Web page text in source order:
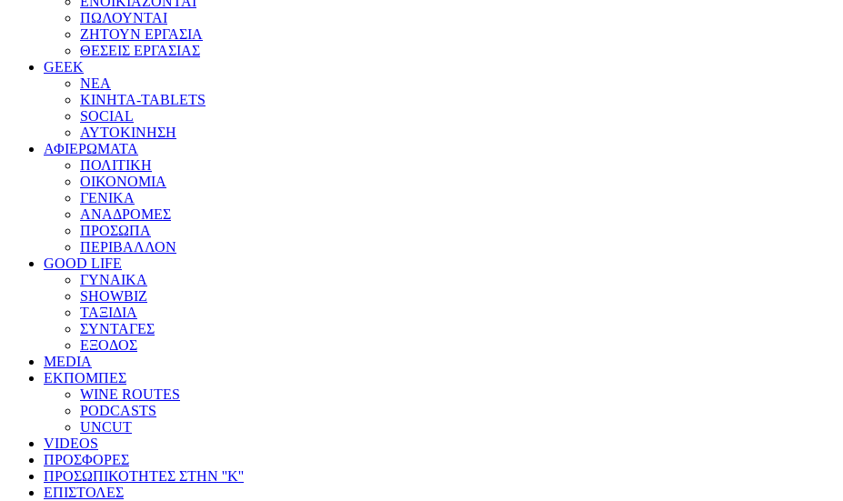
ΠΩΛΟΥΝΤΑΙ
ΖΗΤΟΥΝ ΕΡΓΑΣΙΑ
ΘΕΣΕΙΣ ΕΡΓΑΣΙΑΣ
GEEK
ΝΕΑ
ΚΙΝΗΤΑ-TABLETS
SOCIAL
ΑΥΤΟΚΙΝΗΣΗ
ΑΦΙΕΡΩΜΑΤΑ
ΠΟΛΙΤΙΚΗ
ΟΙΚΟΝΟΜΙΑ
ΓΕΝΙΚΑ
ΑΝΑΔΡΟΜΕΣ
ΠΡΟΣΩΠΑ
ΠΕΡΙΒΑΛΛΟΝ
GOOD LIFE
ΓΥΝΑΙΚΑ
SHOWBIZ
ΤΑΞΙΔΙΑ
ΣΥΝΤΑΓΕΣ
ΕΞΟΔΟΣ
MEDIA
ΕΚΠΟΜΠΕΣ
WINE ROUTES
PODCASTS
UNCUT
VIDEOS
ΠΡΟΣΦΟΡΕΣ
ΠΡΟΣΩΠΙΚΟΤΗΤΕΣ ΣΤΗΝ ''Κ''
ΕΠΙΣΤΟΛΕΣ